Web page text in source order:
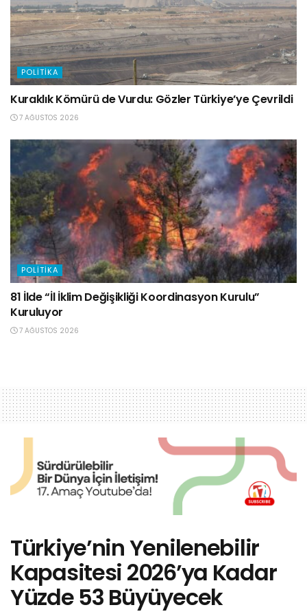
POLITIKA
Kuraklık Kömürü de Vurdu: Gözler Türkiye’ye Çevrildi
7 AĞUSTOS 2026
POLITIKA
81 İlde “İl İklim Değişikliği Koordinasyon Kurulu”
Kuruluyor
7 AĞUSTOS 2026
Türkiye’nin Yenilenebilir
Kapasitesi 2026’ya Kadar
Yüzde 53 Büyüyecek